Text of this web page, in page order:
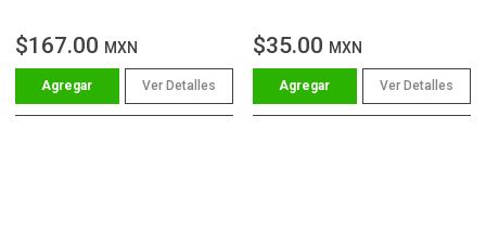
$167.00 MXN
Ver Detalles
$35.00 MXN
Ver Detalles